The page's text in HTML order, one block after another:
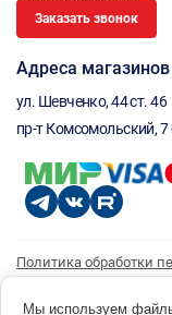
Заказать звонок
Адреса
ул. Шевченко, 44 ст. 46
пр-т Комсомольский, 7
Политика обработки
Согласие на
Мы используем